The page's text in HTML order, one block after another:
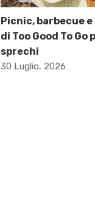
Picnic, barbecue
di Too Good To
sprechi
30 Luglio, 2026